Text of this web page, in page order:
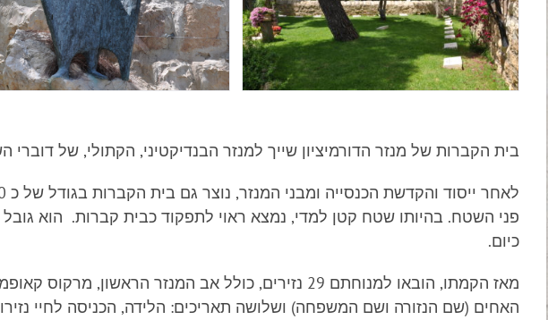
בית הקברות של מנזר הדורמיציון שייך למנזר הבנדיקטיני, הקתולי, של
פני השטח. בהיותו שטח קטן למדי, נמצא ראוי לתפקוד כבית קברות. הוא
כיום.
האחים (שם הנזורה ושם המשפחה) ושלושה תאריכים: הלידה, הכניסה לחיי